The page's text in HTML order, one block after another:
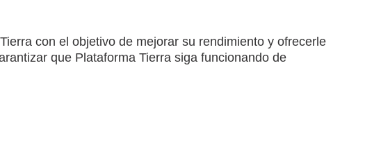
con el objetivo de mejorar su rendimiento y ofrecerle
que Plataforma Tierra siga funcionando de